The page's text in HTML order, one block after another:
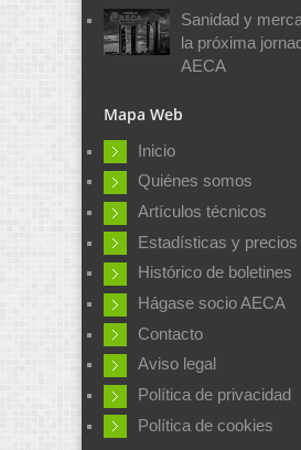
Sanidad y
la próxima
AECA
Mapa Web
Inicio
Quiénes somos
Artículos técnicos
Estadísticas y precios
Histórico de boletines
Hágase socio AECA
Contacto
Aviso legal
Política de privacidad
Política de cookies